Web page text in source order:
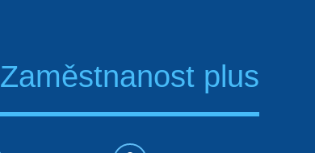
Zaměstnanost plus